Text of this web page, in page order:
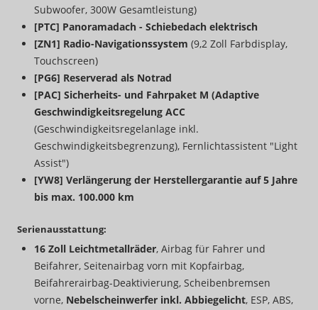
Subwoofer, 300W Gesamtleistung)
[PTC] Panoramadach - Schiebedach elektrisch
[ZN1] Radio-Navigationssystem (9,2 Zoll Farbdisplay,
Touchscreen)
[PG6] Reserverad als Notrad
[PAC] Sicherheits- und Fahrpaket M (Adaptive
Geschwindigkeitsregelung ACC
(Geschwindigkeitsregelanlage inkl.
Geschwindigkeitsbegrenzung), Fernlichtassistent "Light
Assist")
[YW8] Verlängerung der Herstellergarantie auf 5 Jahre
bis max. 100.000 km
Serienausstattung:
16 Zoll Leichtmetallräder, Airbag für Fahrer und
Beifahrer, Seitenairbag vorn mit Kopfairbag,
Beifahrerairbag-Deaktivierung, Scheibenbremsen
vorne, Nebelscheinwerfer inkl. Abbiegelicht, ESP, ABS,